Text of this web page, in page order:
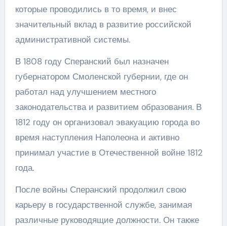
которые проводились в то время, и внес
значительный вклад в развитие российской
административной системы.
В 1808 году Сперанский был назначен
губернатором Смоленской губернии, где он
работал над улучшением местного
законодательства и развитием образования. В
1812 году он организовал эвакуацию города во
время наступления Наполеона и активно
принимал участие в Отечественной войне 1812
года.
После войны Сперанский продолжил свою
карьеру в государственной службе, занимая
различные руководящие должности. Он также